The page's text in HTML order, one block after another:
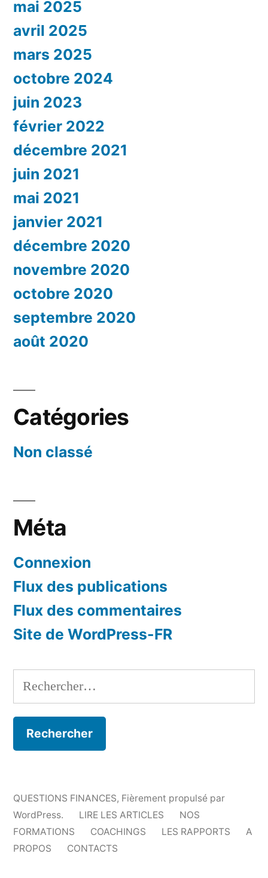
mai 2025
avril 2025
mars 2025
octobre 2024
juin 2023
février 2022
décembre 2021
juin 2021
mai 2021
janvier 2021
décembre 2020
novembre 2020
octobre 2020
septembre 2020
août 2020
Catégories
Non classé
Méta
Connexion
Flux des publications
Flux des commentaires
Site de WordPress-FR
Rechercher :
QUESTIONS FINANCES, Fièrement propulsé par
WordPress.
LIRE LES ARTICLES
NOS
FORMATIONS
COACHINGS LES RAPPORTS
A
PROPOS
CONTACTS